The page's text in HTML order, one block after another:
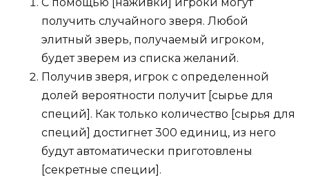
получить случайного зверя. Любой
элитный зверь, получаемый игроком,
будет зверем из списка желаний.
Получив зверя, игрок с определенной
долей вероятности получит [сырье для
специй]. Как только количество [сырья для
специй] достигнет 300 единиц, из него
будут автоматически приготовлены
[секретные специи].